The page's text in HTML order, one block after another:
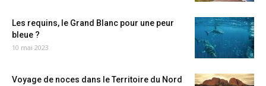
Les requins, le Grand Blanc pour une peur
bleue ?
10 mai 2023
Voyage de noces dans le Territoire du Nord